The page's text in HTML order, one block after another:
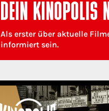
DEIN KINOPOLIS
Als erster über aktuelle
informiert sein.